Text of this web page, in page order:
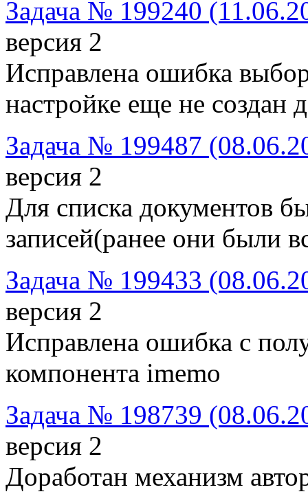
Задача № 199240
версия 2
Исправлена ошибка
настройке еще не создан
Задача № 199487
версия 2
Для списка документов
записей(ранее они были
Задача № 199433
версия 2
Исправлена ошибка с
компонента imemo
Задача № 198739
версия 2
Доработан механизм